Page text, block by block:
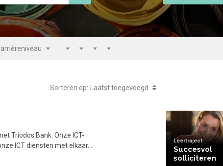
Dienstverband
SalarisAanvangRijbewijs
Sorteren op: Laatst toegevoegd
Bank. Onze ICT-
ICT diensten met elkaar.
maar ook voor
Leertraject
Succesvol
solliciteren